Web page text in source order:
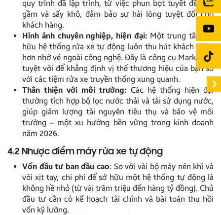
quy trình đã lập trình, từ việc phun bọt tuyết đến xịt
gầm và sấy khô, đảm bảo sự hài lòng tuyệt đối cho
khách hàng.
Hình ảnh chuyên nghiệp, hiện đại:Một trung tâm sở
hữu hệ thống rửa xe tự động luôn thu hút khách hàng
hơn nhờ vẻ ngoài công nghệ. Đây là công cụ Marketing
tuyệt vời để khẳng định vị thế thương hiệu của bạn so
với các tiệm rửa xe truyền thống xung quanh.
Thân thiện với môi trường: Các hệ thống hiện đại
thường tích hợp bộ lọc nước thải và tái sử dụng nước,
giúp giảm lượng tài nguyên tiêu thụ và bảo vệ môi
trường – một xu hướng bền vững trong kinh doanh
năm 2026.
4.2 Nhược điểm máy rửa xe tự động
Vốn đầu tư ban đầu cao: So với vài bộ máy nén khí và
vòi xịt tay, chi phí để sở hữu một hệ thống tự động là
không hề nhỏ (từ vài trăm triệu đến hàng tỷ đồng). Chủ
đầu tư cần có kế hoạch tài chính và bài toán thu hồi
vốn kỹ lưỡng.